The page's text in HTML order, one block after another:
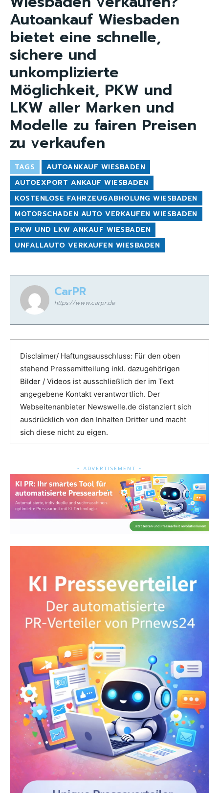
Autoankauf Wiesbaden
bietet eine schnelle,
sichere und
unkomplizierte
Möglichkeit, PKW und
LKW aller Marken und
Modelle zu fairen Preisen
zu verkaufen
TAGS
AUTOANKAUF WIESBADEN
AUTOEXPORT ANKAUF WIESBADEN
KOSTENLOSE FAHRZEUGABHOLUNG WIESBADEN
MOTORSCHADEN AUTO VERKAUFEN WIESBADEN
PKW UND LKW ANKAUF WIESBADEN
UNFALLAUTO VERKAUFEN WIESBADEN
CarPR
https://www.carpr.de
Disclaimer/ Haftungsausschluss: Für den oben
stehend Pressemitteilung inkl. dazugehörigen
Bilder / Videos ist ausschließlich der im Text
angegebene Kontakt verantwortlich. Der
Webseitenanbieter Newswelle.de distanziert sich
ausdrücklich von den Inhalten Dritter und macht
sich diese nicht zu eigen.
- ADVERTISEMENT -